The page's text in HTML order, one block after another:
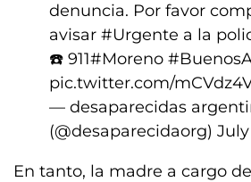
denuncia. Por favor
avisar #Urgente a la
☎️ 911#Moreno
pic.twitter.com/
— desaparecidas
(@desaparecidaorg) July
En tanto, la madre a cargo